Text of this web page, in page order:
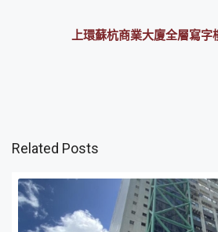
上環蘇杭商業大廈全層寫字
Related Posts